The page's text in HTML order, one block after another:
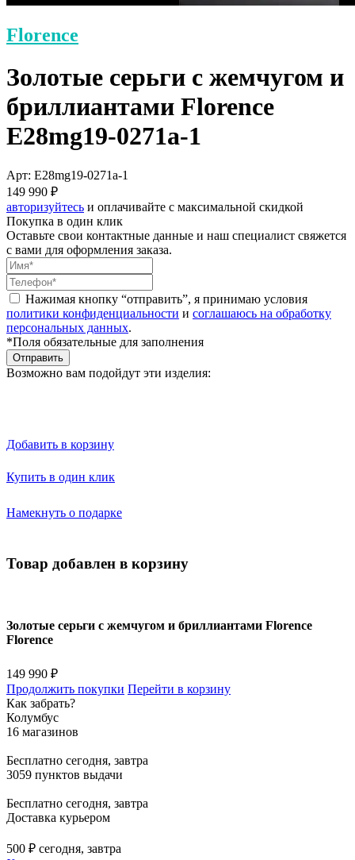
Florence
Золотые серьги с жемчугом и
бриллиантами Florence
E28mg19-0271a-1
Арт: E28mg19-0271a-1
149 990 ₽
авторизуйтесь и оплачивайте с максимальной скидкой
Покупка в один клик
Оставьте свои контактные данные и наш специалист свяжется
с вами для оформления заказа.
Нажимая кнопку “отправить”, я принимаю условия
политики конфиденциальности и соглашаюсь на обработку
персональных данных.
*Поля обязательные для заполнения
Отправить
Возможно вам подойдут эти изделия:
Добавить в корзину
Купить в один клик
Намекнуть о подарке
Товар добавлен в корзину
Золотые серьги с жемчугом и бриллиантами Florence
Florence
149 990 ₽
Продолжить покупки Перейти в корзину
Как забрать?
Колумбус
16 магазинов
Бесплатно сегодня, завтра
3059 пунктов выдачи
Бесплатно сегодня, завтра
Доставка курьером
500 ₽ сегодня, завтра